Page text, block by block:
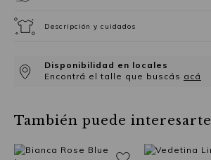
Descripción y cuidados
Disponibilidad en locales
Encontrá el talle que buscás acá
También puede interesarte